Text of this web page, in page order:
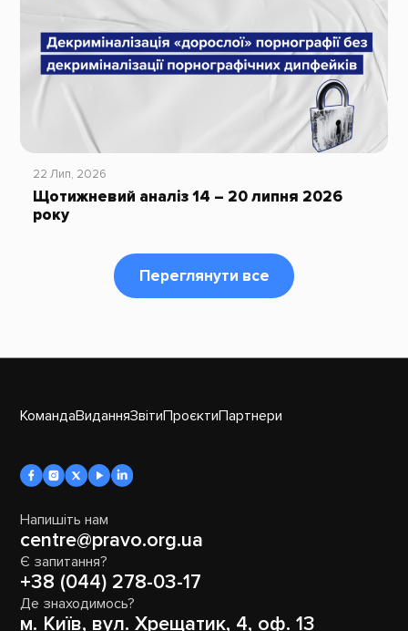
22 Лип, 2026
Щотижневий аналіз 14 – 20 липня 2026
року
Переглянути все
КомандаВиданняЗвітиПроєктиПартнери
Напишіть нам
centre@pravo.org.ua
Є запитання?
+38 (044) 278-03-17
Де знаходимось?
м. Київ, вул. Хрещатик, 4, оф. 13